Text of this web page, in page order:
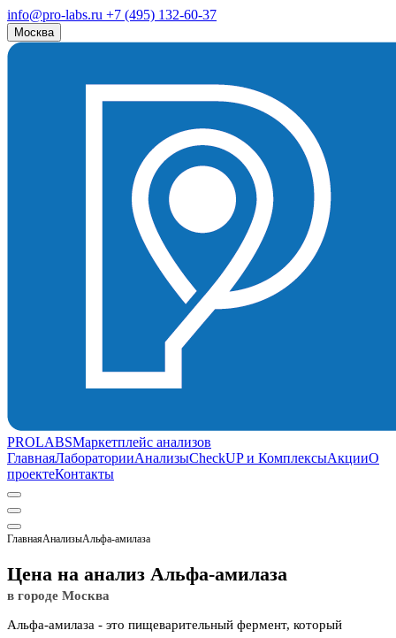
info@pro-labs.ru +7 (495) 132-60-37
Москва
PROLABSМаркетплейс анализов
ГлавнаяЛабораторииАнализыCheckUP и КомплексыАкцииО
проектеКонтакты
ГлавнаяАнализыАльфа-амилаза
Цена на анализ Альфа-амилаза
в городе Москва
Альфа-амилаза - это пищеварительный фермент, который